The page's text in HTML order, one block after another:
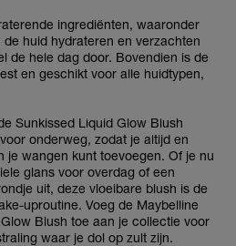
ingrediënten, waaronder
huid hydrateren en verzachten
de hele dag door. Bovendien is de
en geschikt voor alle huidtypen,
Sunkissed Liquid Glow Blush
onderweg, zodat je altijd en
je wangen kunt toevoegen. Of je nu
glans voor overdag of een
uit, deze vloeibare blush is de
uproutine. Voeg de Maybelline
Blush toe aan je collectie voor
waar je dol op zult zijn.